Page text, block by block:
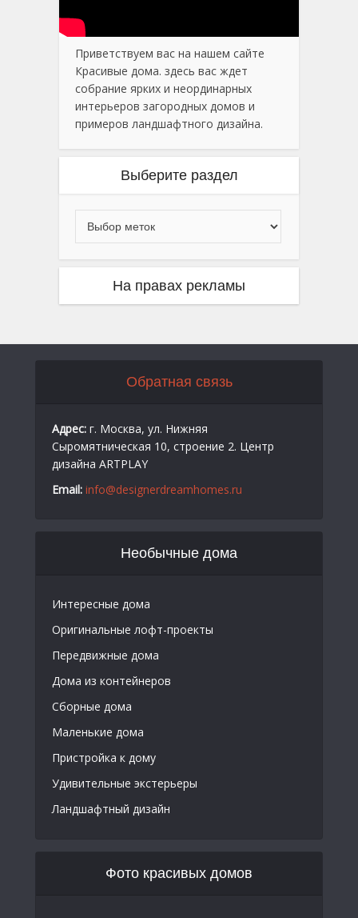
Приветствуем вас на нашем сайте
Красивые дома. здесь вас ждет
собрание ярких и неординарных
интерьеров загородных домов и
примеров ландшафтного дизайна.
Выберите раздел
На правах рекламы
Обратная связь
Адрес: г. Москва, ул. Нижняя
Сыромятническая 10, строение 2. Центр
дизайна ARTPLAY
Email: info@designerdreamhomes.ru
Необычные дома
Интересные дома
Оригинальные лофт-проекты
Передвижные дома
Дома из контейнеров
Сборные дома
Маленькие дома
Пристройка к дому
Удивительные экстерьеры
Ландшафтный дизайн
Фото красивых домов